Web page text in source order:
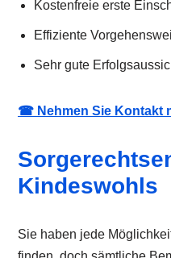
Kostenfreie erste
Effiziente
Sehr gute
☎ Nehmen Sie Kontakt
Kindeswohls
Sie haben jede